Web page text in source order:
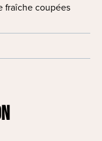
fraîche coupées